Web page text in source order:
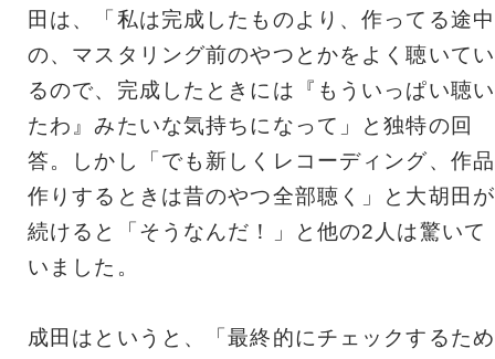
田は、「 私は完成したものより、作ってる途中
の、 マスタリング前のやつとかをよく聴いてい
るので、 完成したときには『もういっぱい聴い
たわ』みたいな気持ちになって」と独特の回
答。しかし「 でも新しくレコーディング、 作品
作りするときは昔のやつ全部聴く」と大胡田が
続けると「 そうなんだ！」と他の2人は驚いて
いました。
成田はというと、「最終的にチェックするため